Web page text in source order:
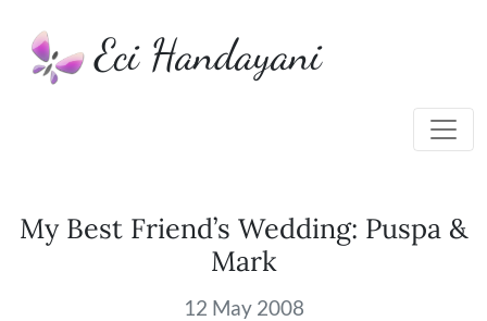
Eci Handayani
My Best Friend’s Wedding: Puspa &
Mark
12 May 2008